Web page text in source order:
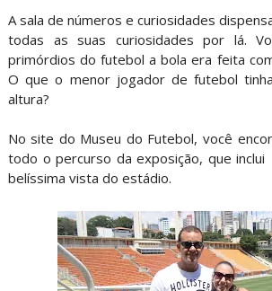
A sala de números e curiosidades
todas as suas curiosidades por lá.
primórdios do futebol a bola era feita
O que o menor jogador de futebol
altura?
No site do Museu do Futebol, você
todo o percurso da exposição, que
belíssima vista do estádio.